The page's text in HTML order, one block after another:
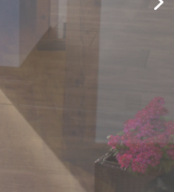
Außenbereich ein